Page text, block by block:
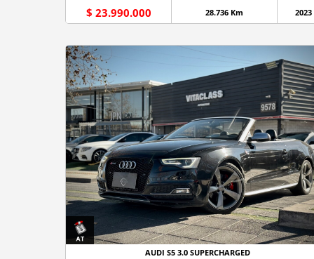
$ 23.990.000 28.736 Km 2023
AUDI S5 3.0 SUPERCHARGED